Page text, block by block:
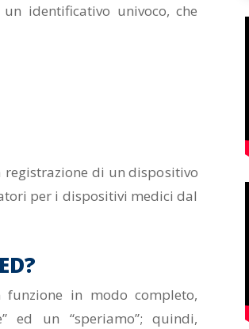
identificativo univoco, che
registrazione di un dispositivo
per i dispositivi medici dal
funzione in modo completo,
ed un “speriamo”; quindi,